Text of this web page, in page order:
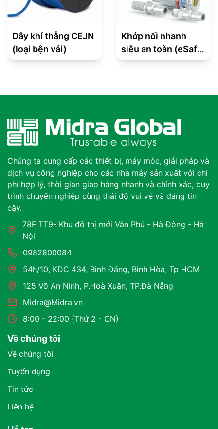
Dây khí thẳng CEJN
(loại bện vải)
Khớp nối nhanh
siêu an toàn (eSafe
Coupling) – Series
Chúng ta cung cấp các thiết bị, máy móc, giải pháp và
dịch vụ công nghiệp cho các nhà máy sản xuất với chi
phí hợp lý, thời gian giao hàng nhanh và chính xác, quy
trình chuyên nghiệp cùng thái độ vui vẻ và đáng tin
cậy.
78F TT9- Khu đô thị mới Văn Phú - Hà Đông - Hà
Nội
0982800084
54h/10, KDC 434, Bình Đáng, Bình Hòa, Tp HCM
125 Võ An Ninh, P.Hoà Xuân, TP.Đà Nẵng
Midra@Midra.vn
8:00 - 22:00 (Thứ 2 - CN)
Về chúng tôi
Về chúng tôi
Tuyển dụng
Tin tức
Liên hệ